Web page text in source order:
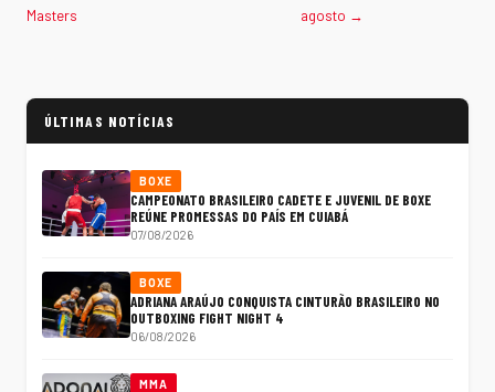
Masters
agosto →
ÚLTIMAS NOTÍCIAS
BOXE
CAMPEONATO BRASILEIRO CADETE E JUVENIL DE BOXE
REÚNE PROMESSAS DO PAÍS EM CUIABÁ
07/08/2026
BOXE
ADRIANA ARAÚJO CONQUISTA CINTURÃO BRASILEIRO NO
OUTBOXING FIGHT NIGHT 4
06/08/2026
MMA